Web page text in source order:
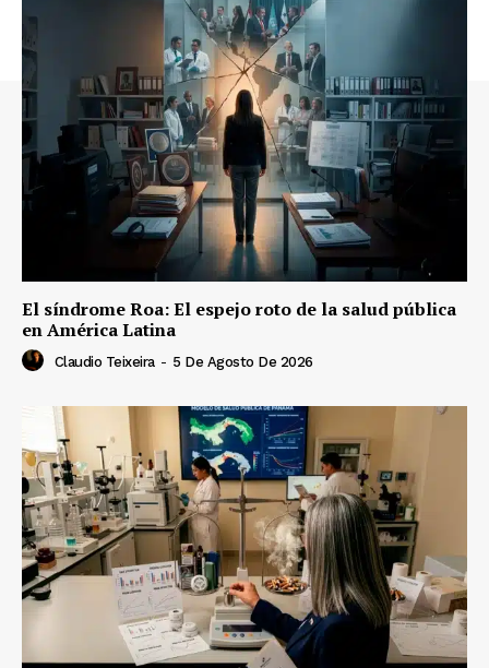
El síndrome Roa: El espejo roto de la salud pública
en América Latina
Claudio Teixeira - 5 De Agosto De 2026